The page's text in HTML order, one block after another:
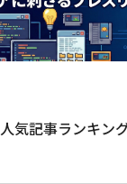
人気記事ランキン